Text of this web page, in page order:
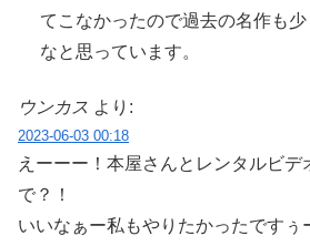
てこなかったので過去の名作も
なと思っています。
ウンカス より:
2023-06-03 00:18
えーーー！本屋さんとレンタルビデ
で？！
いいなぁー私もやりたかったですぅ